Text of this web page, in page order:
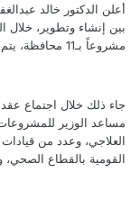
مشروعاً بـ11 محافظة، يتم الانتهاء منهم ودخولهم الخدمة خلال العام الجاري .
جاء ذلك خلال اجتماع
مساعد الوزير
العلاجي، وعدد من قيادات
القومية بالقطاع الصحي،